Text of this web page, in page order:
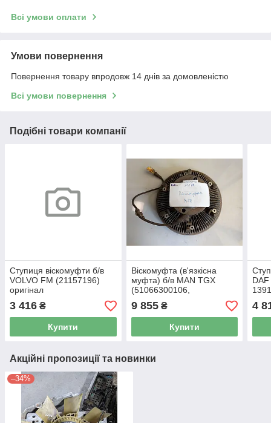
Всі умови оплати
Умови повернення
Повернення товару впродовж 14 днів за домовленістю
Всі умови повернення
Подібні товари компанії
Ступиця віскомуфти б/в
VOLVO FM (21157196)
оригінал
3 416 ₴
Купити
Віскомуфта (в'язкісна
муфта) б/в MAN TGX
(51066300106,
51066300130) оригінал,
290х200х290 мм
9 855₴
Купити
4
Акційні пропозиції та новинки
–34%